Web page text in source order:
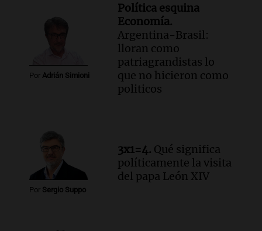
Por Adrián Simioni
Política esquina
Economía.
Argentina-Brasil:
lloran como
patriagrandistas lo
que no hicieron como
politicos
Por Sergio Suppo
3x1=4. Qué significa
políticamente la visita
del papa León XIV